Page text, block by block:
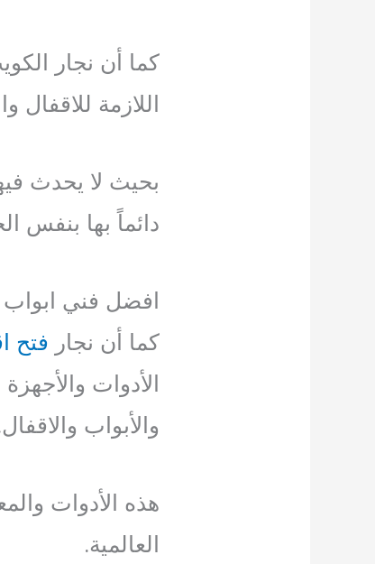
كما أن نجار
اللازمة للاقفال
بحيث لا يحدث
دائماً بها بنفس
افضل فني ابواب
كما أن نجار فتح
الأدوات
والأبواب
هذه الأدوات
العالمية.